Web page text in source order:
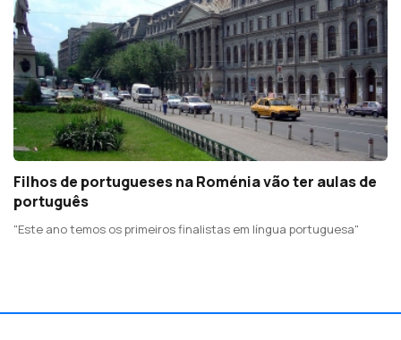
Filhos de portugueses na Roménia vão ter aulas de
português
"Este ano temos os primeiros finalistas em língua portuguesa"